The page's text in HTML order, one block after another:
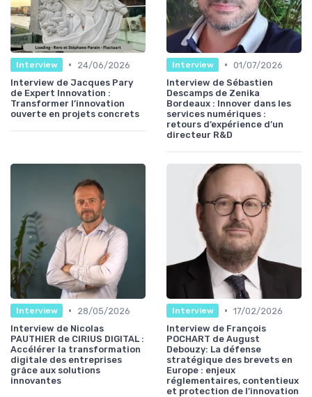
Interview •
24/06/2026
Interview de Jacques Pary
de Expert Innovation :
Transformer l’innovation
ouverte en projets concrets
Interview • 01/07/2026
Interview de Sébastien
Descamps de Zenika
Bordeaux : Innover dans les
services numériques :
retours d’expérience d’un
directeur R&D
Interview •
28/05/2026
Interview de Nicolas
PAUTHIER de CIRIUS DIGITAL :
Accélérer la transformation
digitale des entreprises
grâce aux solutions
innovantes
Interview • 17/02/2026
Interview de François
POCHART de August
Debouzy: La défense
stratégique des brevets en
Europe : enjeux
réglementaires, contentieux
et protection de l’innovation